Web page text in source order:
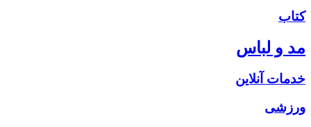
کتاب
مد و لباس
خدمات آنلاین
ورزشی